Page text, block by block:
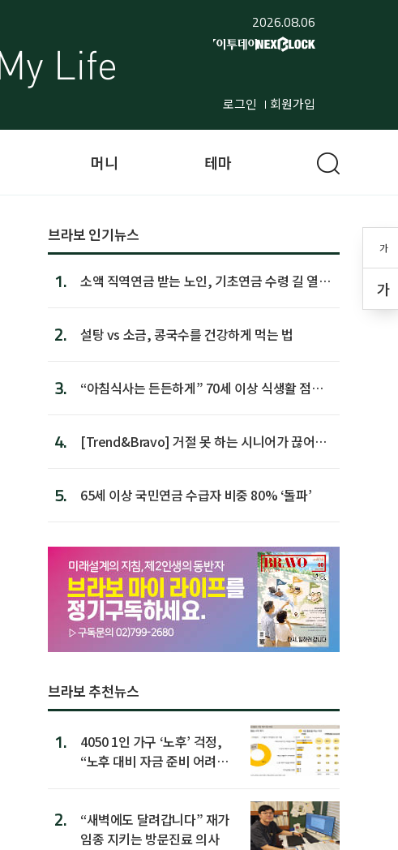
2026.08.06
로그인 회원가입
가
가
머니 테마
브라보 인기뉴스
1.
소액 직역연금 받는 노인, 기초연금 수령 길 열린
2. 설탕 vs 소금, 콩국수를 건강하게 먹는 법
3.
“아침식사는 든든하게” 70세 이상 식생활 점수
4.
[Trend&Bravo] 거절 못 하는 시니어가 끊어야
5. 65세 이상 국민연금 수급자 비중 80% ‘돌파’
브라보 추천뉴스
1.
4050 1인 가구 ‘노후’ 걱정,
“노후 대비 자금 준비 어려
2.
“새벽에도 달려갑니다” 재가
임종 지키는 방문진료 의사